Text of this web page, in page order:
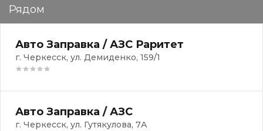
Рядом
Авто Заправка / АЗС Раритет
г. Черкесск, ул. Демиденко, 159/1
Авто Заправка / АЗС
г. Черкесск, ул. Гутякулова, 7А